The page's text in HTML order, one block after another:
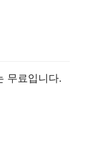
무료입니다.